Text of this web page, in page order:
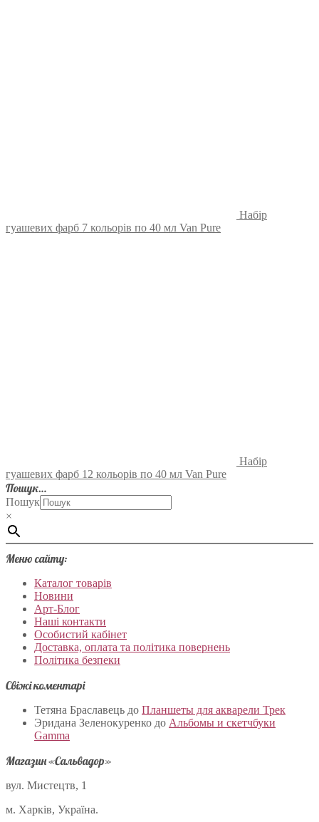
Набір
гуашевих фарб 7 кольорів по 40 мл Van Pure
Набір
гуашевих фарб 12 кольорів по 40 мл Van Pure
Пошук…
Пошук
×
Меню сайту:
Каталог товарів
Новини
Арт-Блог
Наші контакти
Особистий кабінет
Доставка, оплата та політика повернень
Політика безпеки
Свіжі коментарі
Тетяна Браславець до Планшеты для акварели Трек
Эридана Зеленокуренко до Альбомы и скетчбуки
Gamma
Магазин «Сальвадор»
вул. Мистецтв, 1
м. Харків, Україна.